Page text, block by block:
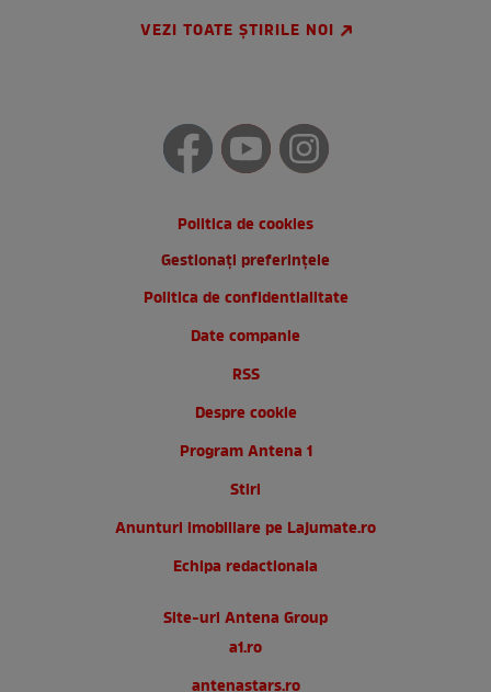
VEZI TOATE ȘTIRILE NOI
Politica de cookies
Gestionați preferințele
Politica de confidentialitate
Date companie
RSS
Despre cookie
Program Antena 1
Stiri
Anunturi imobiliare pe Lajumate.ro
Echipa redactionala
Site-uri Antena Group
a1.ro